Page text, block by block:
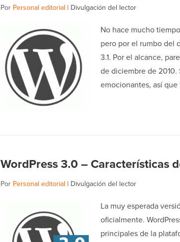
Por Personal editorial | Divulgación del lector
No hace mucho
pero por el rumbo del
3.1. Por el alcance,
de diciembre de 2010.
emocionantes, así que
WordPress 3.0 – Características
Por Personal editorial | Divulgación del lector
La muy esperada
oficialmente.
principales de la